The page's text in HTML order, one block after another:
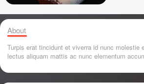
About
Turpis erat tincidunt et viverra id nunc molestie
lectus aliquam mattis ac nunc elementum